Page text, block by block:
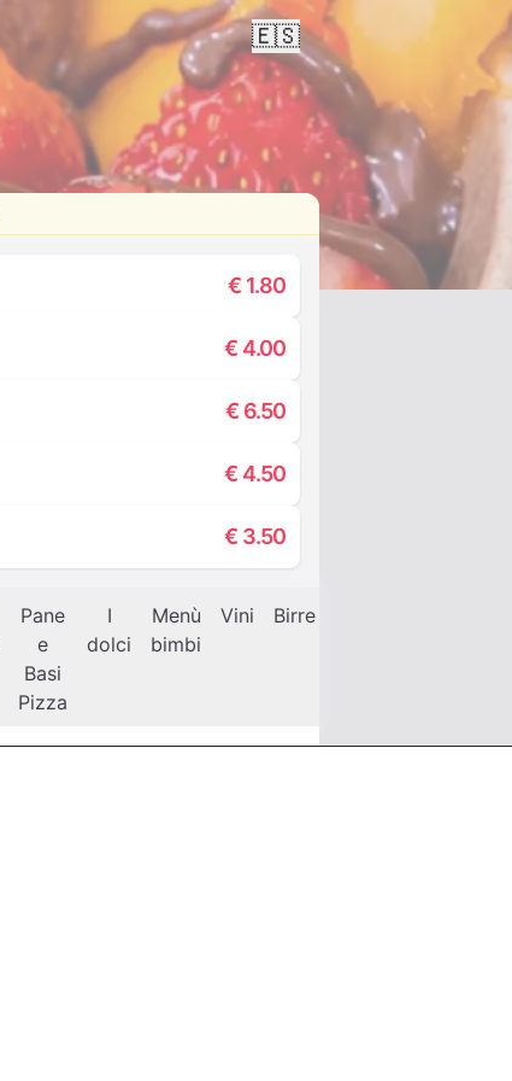
🇪🇸
€ 1.80
€ 4.00
€ 6.50
€ 4.50
€ 3.50
Pane
e
Basi
Pizza
I
dolci
Menù
bimbi
Vini Birre